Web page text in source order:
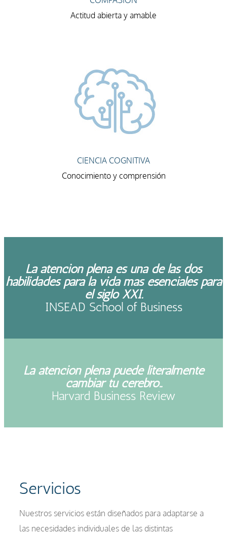
Actitud abierta y amable
CIENCIA COGNITIVA
Conocimiento y comprensión
La atención plena es una de las dos
habilidades para la vida más esenciales para
el siglo XXI.
INSEAD School of Business
La atención plena puede literalmente
cambiar tu cerebro..
Harvard Business Review
Servicios
Nuestros servicios están diseñados para adaptarse a
las necesidades individuales de las distintas